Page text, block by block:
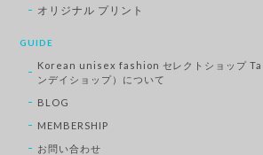
オリジナル プリント
GUIDE
Korean unisex fashion セレクトショップ
ンデイショップ）について
BLOG
MEMBERSHIP
お問い合わせ